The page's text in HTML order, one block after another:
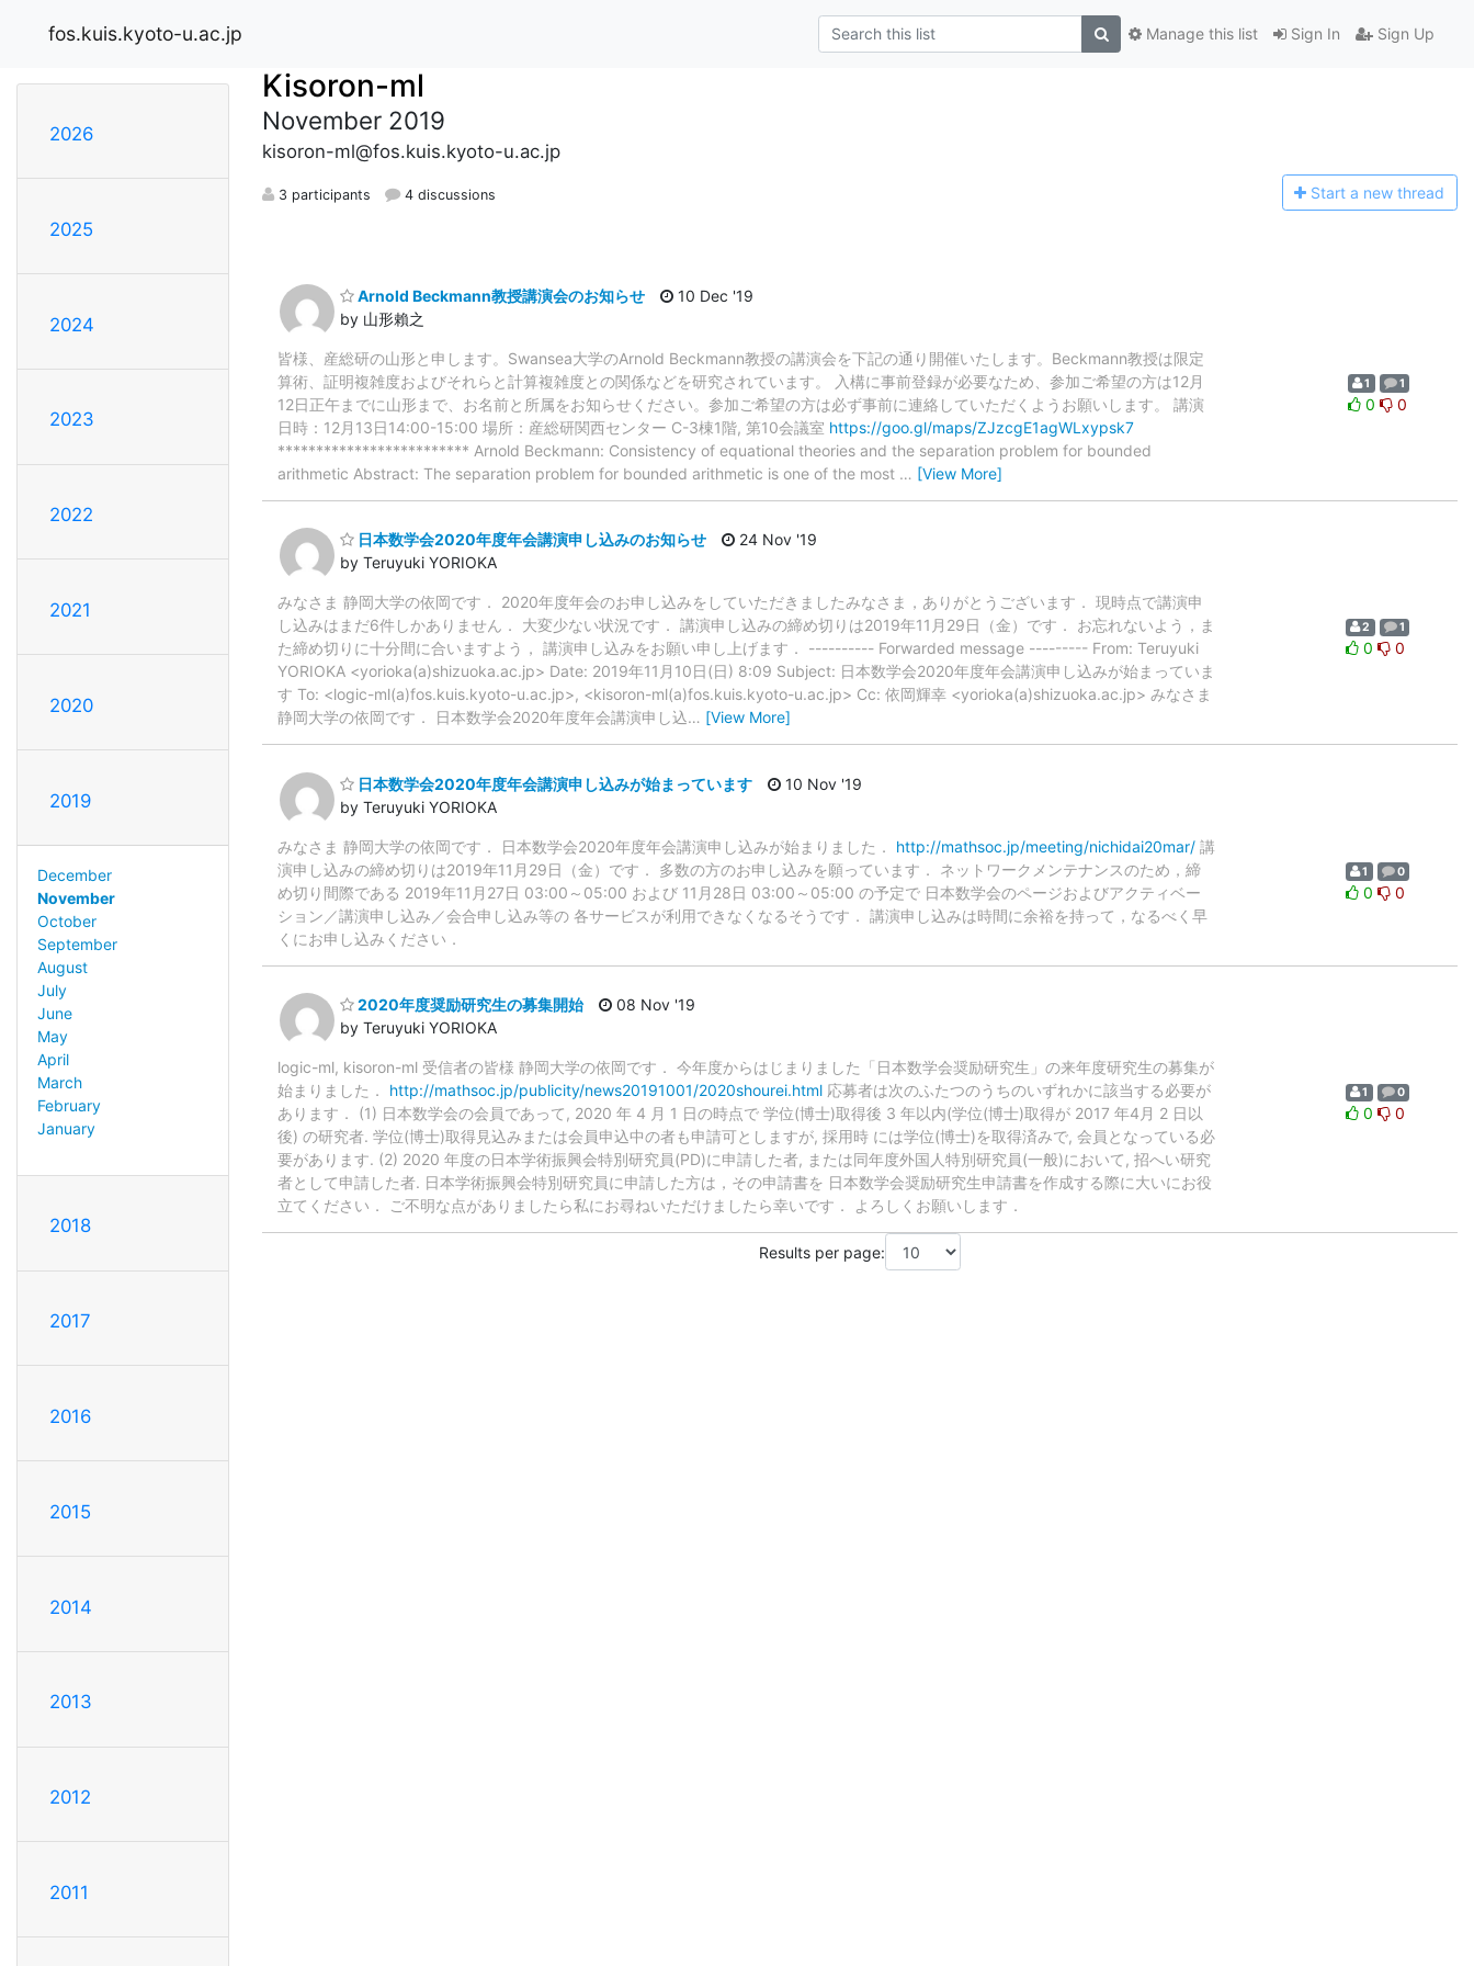
fos.kuis.kyoto-u.ac.jp Sign In Sign Up
Manage this list
2026
2025
2024
2023
2022
2021
2020
2019
December
November
October
September
August
July
June
May
April
March
February
January
2018
2017
2016
2015
2014
2013
2012
2011
Kisoron-ml
November 2019
kisoron-ml@fos.kuis.kyoto-u.ac.jp
3 participants 4 discussions Start a new thread
Arnold Beckmann教授講演会のお知らせ
by 山形賴之
10 Dec '19
皆様、産総研の山形と申します。Swansea大学のArnold Beckmann教授の講演会を下記の通り開催いたします。Beckmann教授は限定
算術、証明複雑度およびそれらと計算複雑度との関係などを研究されています。 入構に事前登録が必要なため、参加ご希望の方は12月
12日正午までに山形まで、お名前と所属をお知らせください。参加ご希望の方は必ず事前に連絡していただくようお願いします。 講演
日時：12月13日14:00-15:00 場所：産総研関西センター C-3棟1階, 第10会議室 https://goo.gl/maps/ZJzcgE1agWLxypsk7
************************* Arnold Beckmann: Consistency of equational theories and the separation problem for bounded
arithmetic Abstract: The separation problem for bounded arithmetic is one of the most … [View More]
1 1
0 0
日本数学会2020年度年会講演申し込みのお知らせ
by Teruyuki YORIOKA
24 Nov '19
みなさま 静岡大学の依岡です． 2020年度年会のお申し込みをしていただきましたみなさま，ありがとうございます． 現時点で講演申
し込みはまだ6件しかありません． 大変少ない状況です． 講演申し込みの締め切りは2019年11月29日（金）です． お忘れないよう，ま
た締め切りに十分間に合いますよう， 講演申し込みをお願い申し上げます． ---------- Forwarded message --------- From: Teruyuki
YORIOKA <yorioka(a)shizuoka.ac.jp> Date: 2019年11月10日(日) 8:09 Subject: 日本数学会2020年度年会講演申し込みが始まっていま
す To: <logic-ml(a)fos.kuis.kyoto-u.ac.jp>, <kisoron-ml(a)fos.kuis.kyoto-u.ac.jp> Cc: 依岡輝幸 <yorioka(a)shizuoka.ac.jp> みなさま
静岡大学の依岡です． 日本数学会2020年度年会講演申し込… [View More]
2 1
0 0
日本数学会2020年度年会講演申し込みが始まっています
by Teruyuki YORIOKA
10 Nov '19
みなさま 静岡大学の依岡です． 日本数学会2020年度年会講演申し込みが始まりました． http://mathsoc.jp/meeting/nichidai20mar/ 講
演申し込みの締め切りは2019年11月29日（金）です． 多数の方のお申し込みを願っています． ネットワークメンテナンスのため，締
め切り間際である 2019年11月27日 03:00～05:00 および 11月28日 03:00～05:00 の予定で 日本数学会のページおよびアクティベー
ション／講演申し込み／会合申し込み等の 各サービスが利用できなくなるそうです． 講演申し込みは時間に余裕を持って，なるべく早
くにお申し込みください．
1 0
0 0
2020年度奨励研究生の募集開始
by Teruyuki YORIOKA
08 Nov '19
logic-ml, kisoron-ml 受信者の皆様 静岡大学の依岡です． 今年度からはじまりました「日本数学会奨励研究生」の来年度研究生の募集が
始まりました． http://mathsoc.jp/publicity/news20191001/2020shourei.html 応募者は次のふたつのうちのいずれかに該当する必要が
あります． (1) 日本数学会の会員であって, 2020 年 4 月 1 日の時点で 学位(博士)取得後 3 年以内(学位(博士)取得が 2017 年4月 2 日以
後) の研究者. 学位(博士)取得見込みまたは会員申込中の者も申請可としますが, 採用時 には学位(博士)を取得済みで, 会員となっている必
要があります. (2) 2020 年度の日本学術振興会特別研究員(PD)に申請した者, または同年度外国人特別研究員(一般)において, 招へい研究
者として申請した者. 日本学術振興会特別研究員に申請した方は，その申請書を 日本数学会奨励研究生申請書を作成する際に大いにお役
立てください． ご不明な点がありましたら私にお尋ねいただけましたら幸いです． よろしくお願いします．
1 0
0 0
Results per page: